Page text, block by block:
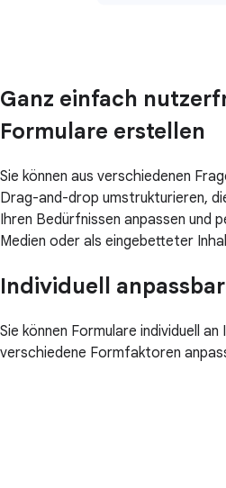
Ganz einfach
Formulare erstellen
Sie können aus verschiedenen
Drag-and-drop umstrukturieren,
Ihren Bedürfnissen anpassen und
Medien oder als eingebetteter
Individuell
Sie können Formulare individuell
verschiedene Formfaktoren